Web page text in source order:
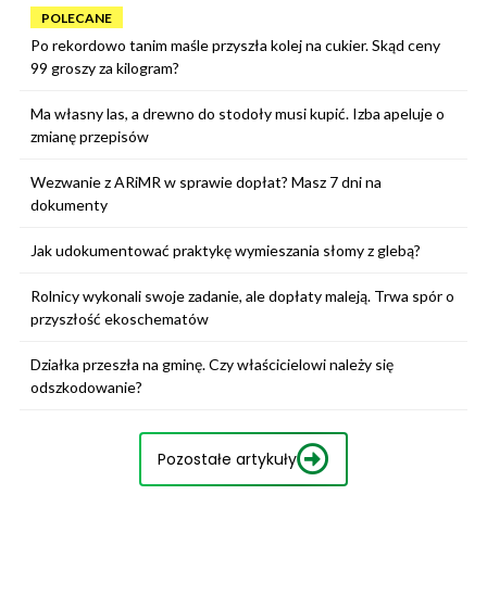
POLECANE
Po rekordowo tanim maśle przyszła kolej na cukier. Skąd ceny
99 groszy za kilogram?
Ma własny las, a drewno do stodoły musi kupić. Izba apeluje o
zmianę przepisów
Wezwanie z ARiMR w sprawie dopłat? Masz 7 dni na
dokumenty
Jak udokumentować praktykę wymieszania słomy z glebą?
Rolnicy wykonali swoje zadanie, ale dopłaty maleją. Trwa spór o
przyszłość ekoschematów
Działka przeszła na gminę. Czy właścicielowi należy się
odszkodowanie?
Pozostałe artykuły